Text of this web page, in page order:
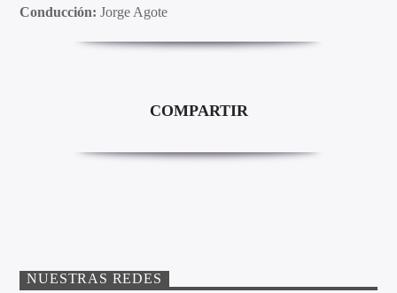
Conducción: Jorge Agote
COMPARTIR
NUESTRAS REDES